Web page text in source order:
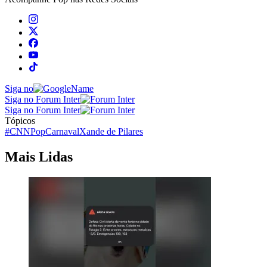
Siga no
Siga no Forum Inter
Siga no Forum Inter
Tópicos
#CNNPopCarnavalXande de Pilares
Mais Lidas